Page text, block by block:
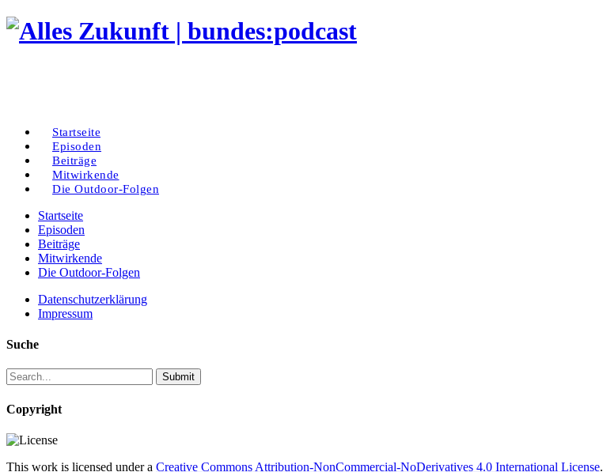
Startseite
Episoden
Beiträge
Mitwirkende
Die Outdoor-Folgen
Startseite
Episoden
Beiträge
Mitwirkende
Die Outdoor-Folgen
Datenschutzerklärung
Impressum
Suche
Copyright
This work is licensed under a Creative Commons Attribution-NonCommercial-NoDerivatives 4.0 International License.